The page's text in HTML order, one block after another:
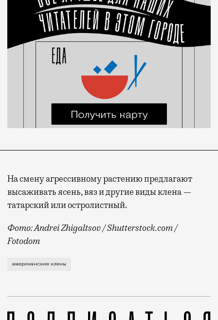
На смену агрессивному растению предлагают
высаживать ясень, вяз и другие виды клена —
татарский или остролистный.
Фото: Andrei Zhigaltsov / Shutterstock.com /
Fotodom
Мэрия решила объявить кампанию по борьбе с
американские клены